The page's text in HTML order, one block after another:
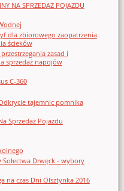
NA SPRZEDAŻ POJAZDU
dla zbiorowego zaopatrzenia
ścieków
zasad i
sprzedaż napojów
C-360
tajemnic pomnika
Sprzedaż Pojazdu
Drwęck - wybory
na czas Dni Olsztynka 2016